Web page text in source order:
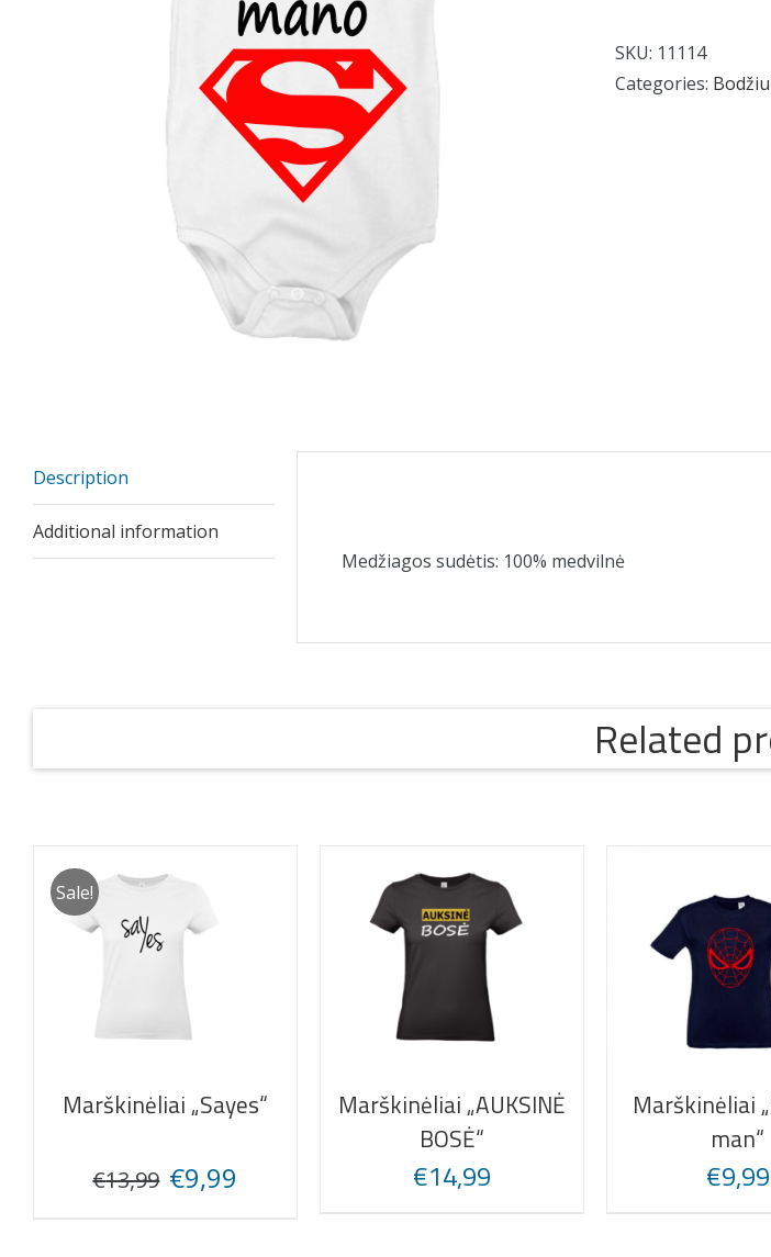
SKU: 11114
Categories:
Description
Additional information
Medžiagos sudėtis: 100% medvilnė
Related
Sale!
Marškinėliai „Sayes“
€13,99 Original
price
€9,99
Marškinėliai „AUKSINĖ
BOSĖ“
€14,99
Marškinėliai
man“
€9,99